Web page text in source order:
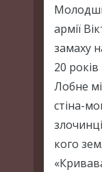
армії
замаху
20
Лобне
стіна-
кого